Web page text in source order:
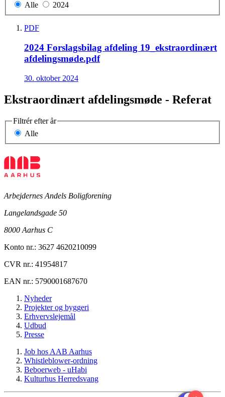
Alle
2024
PDF
2024 Forslagsbilag afdeling 19_ekstraordinært
afdelingsmøde.pdf
30. oktober 2024
Ekstraordinært afdelingsmøde - Referat
Filtrér efter år
Alle
Arbejdernes Andels Boligforening
Langelandsgade 50
8000 Aarhus C
Konto nr.: 3627 4620210099
CVR nr.: 41954817
EAN nr.: 5790001687670
Nyheder
Projekter og byggeri
Erhvervslejemål
Udbud
Presse
Job hos AAB Aarhus
Whistleblower-ordning
Beboerweb - uHabi
Kulturhus Herredsvang